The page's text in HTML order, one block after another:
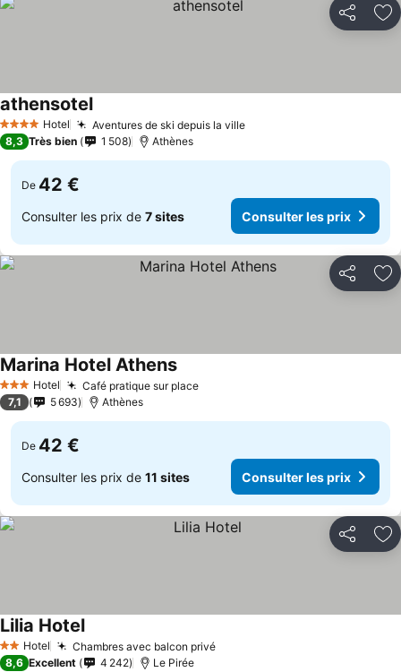
Partager
4 Étoiles Hotel Aventures de ski depuis la ville
athensotel
8,3 Très bien 1 508 Athènes
De 42 €
Consulter les prix de 7 sites Consulter les prix
Partager
3 ÉtoilesHotel Café pratique sur place
Marina Hotel Athens
7,1 5 693 Athènes
De 42 €
Consulter les prix de 11 sites Consulter les prix
Partager
2 Étoiles
Hotel Chambres avec balcon privé
Lilia Hotel
8,6 Excellent 4 242 Le Pirée